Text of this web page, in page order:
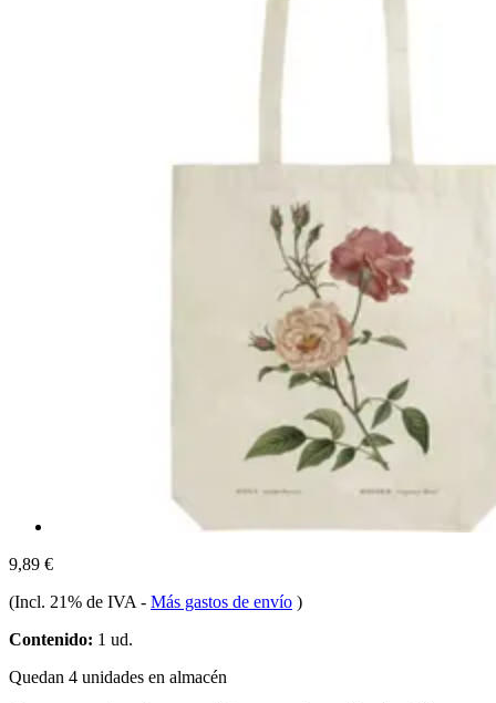
9,89 €
(Incl. 21% de IVA - Más gastos de envío )
Contenido: 1 ud.
Quedan 4 unidades en almacén